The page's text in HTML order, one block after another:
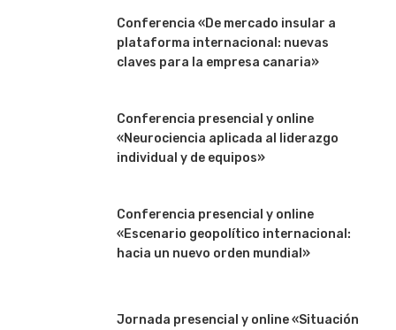
Conferencia «De mercado insular a
plataforma internacional: nuevas
claves para la empresa canaria»
Conferencia presencial y online
«Neurociencia aplicada al liderazgo
individual y de equipos»
Conferencia presencial y online
«Escenario geopolítico internacional:
hacia un nuevo orden mundial»
Jornada presencial y online «Situación